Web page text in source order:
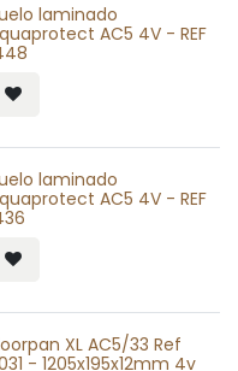
laminado
AC5 4V - REF
laminado
AC5 4V - REF
XL AC5/33 Ref
- 1205x195x12mm 4v